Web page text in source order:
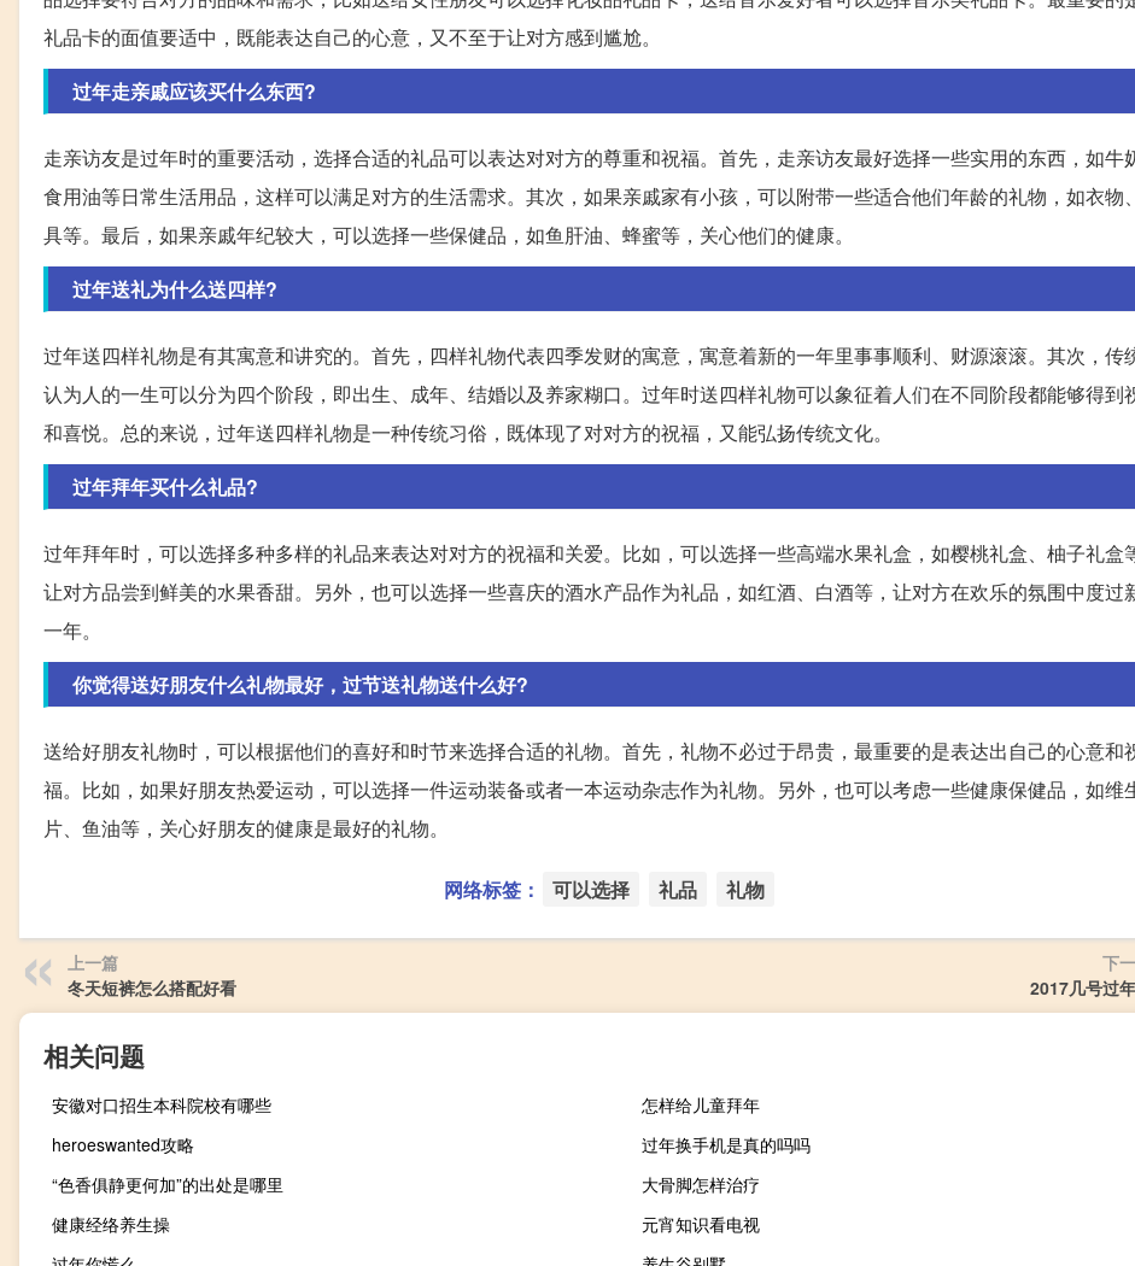
礼品卡的面值要适中，既能表达自己的心意，又不至于让对方感到尴尬。
过年走亲戚应该买什么东西?
走亲访友是过年时的重要活动，选择合适的礼品可以表达对对方的尊重和祝福。首先，走亲访友最好选择一些实用的东西，如牛奶
食用油等日常生活用品，这样可以满足对方的生活需求。其次，如果亲戚家有小孩，可以附带一些适合他们年龄的礼物，如衣物
具等。最后，如果亲戚年纪较大，可以选择一些保健品，如鱼肝油、蜂蜜等，关心他们的健康。
过年送礼为什么送四样?
过年送四样礼物是有其寓意和讲究的。首先，四样礼物代表四季发财的寓意，寓意着新的一年里事事顺利、财源滚滚。其次，传
认为人的一生可以分为四个阶段，即出生、成年、结婚以及养家糊口。过年时送四样礼物可以象征着人们在不同阶段都能够得到
和喜悦。总的来说，过年送四样礼物是一种传统习俗，既体现了对对方的祝福，又能弘扬传统文化。
过年拜年买什么礼品?
过年拜年时，可以选择多种多样的礼品来表达对对方的祝福和关爱。比如，可以选择一些高端水果礼盒，如樱桃礼盒、柚子礼盒
让对方品尝到鲜美的水果香甜。另外，也可以选择一些喜庆的酒水产品作为礼品，如红酒、白酒等，让对方在欢乐的氛围中度过
一年。
你觉得送好朋友什么礼物最好，过节送礼物送什么好?
送给好朋友礼物时，可以根据他们的喜好和时节来选择合适的礼物。首先，礼物不必过于昂贵，最重要的是表达出自己的心意和
福。比如，如果好朋友热爱运动，可以选择一件运动装备或者一本运动杂志作为礼物。另外，也可以考虑一些健康保健品，如维
片、鱼油等，关心好朋友的健康是最好的礼物。
网络标签： 可以选择 礼品 礼物
上一篇
冬天短裤怎么搭配好看
下
2017几号过
相关问题
安徽对口招生本科院校有哪些
怎样给儿童拜年
heroeswanted攻略
过年换手机是真的吗吗
“色香俱静更何加”的出处是哪里
大骨脚怎样治疗
健康经络养生操
元宵知识看电视